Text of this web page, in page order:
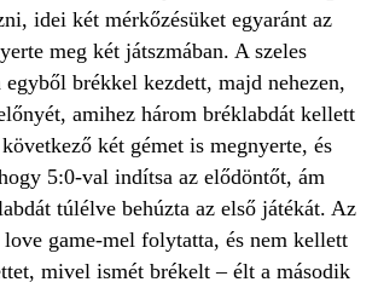
idei két mérkőzésüket egyaránt az
meg két játszmában. A szeles
brékkel kezdett, majd nehezen,
amihez három bréklabdát kellett
két gémet is megnyerte, és
5:0-val indítsa az elődöntőt, ám
túlélve behúzta az első játékát. Az
game-mel folytatta, és nem kellett
mivel ismét brékelt – élt a második